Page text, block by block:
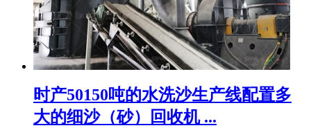
时产50150吨的水洗沙生产线配置多
大的细沙（砂）回收机 ...